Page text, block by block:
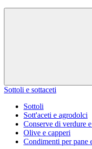
Sottoli e sottaceti
Sottoli
Sott'aceti e agrodolci
Conserve di verdure
Olive e capperi
Condimenti per pane